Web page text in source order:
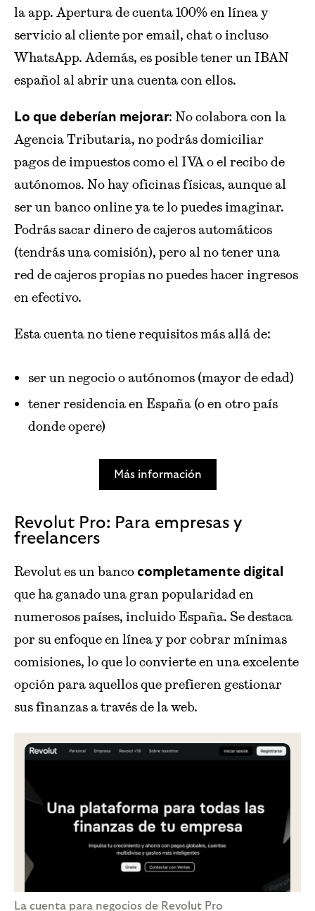
la app. Apertura de cuenta 100% en línea y
servicio al cliente por email, chat o incluso
WhatsApp. Además, es posible tener un IBAN
español al abrir una cuenta con ellos.
Lo que deberían mejorar: No colabora con la
Agencia Tributaria, no podrás domiciliar
pagos de impuestos como el IVA o el recibo de
autónomos. No hay oficinas físicas, aunque al
ser un banco online ya te lo puedes imaginar.
Podrás sacar dinero de cajeros automáticos
(tendrás una comisión), pero al no tener una
red de cajeros propias no puedes hacer ingresos
en efectivo.
Esta cuenta no tiene requisitos más allá de:
ser un negocio o autónomos (mayor de edad)
tener residencia en España (o en otro país
donde opere)
Más información
Revolut Pro: Para empresas y
freelancers
Revolut es un banco completamente digital
que ha ganado una gran popularidad en
numerosos países, incluido España. Se destaca
por su enfoque en línea y por cobrar mínimas
comisiones, lo que lo convierte en una excelente
opción para aquellos que prefieren gestionar
sus finanzas a través de la web.
La cuenta para negocios de Revolut Pro